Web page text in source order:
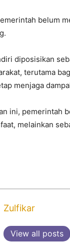
belum
diposisikan
terutama
menjaga
ini, pemerintah
melainkan
Zulfikar
View all posts